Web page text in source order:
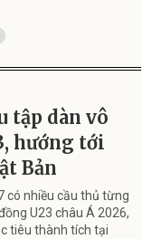
tập dàn vô
hướng tới
Bản
có nhiều cầu thủ từng
U23 châu Á 2026,
tiêu thành tích tại